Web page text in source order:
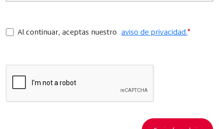
Al continuar, aceptas nuestro aviso de privacidad.*